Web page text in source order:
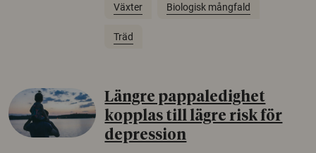
Växter Biologisk mångfald
Träd
Längre pappaledighet
kopplas till lägre risk för
depression